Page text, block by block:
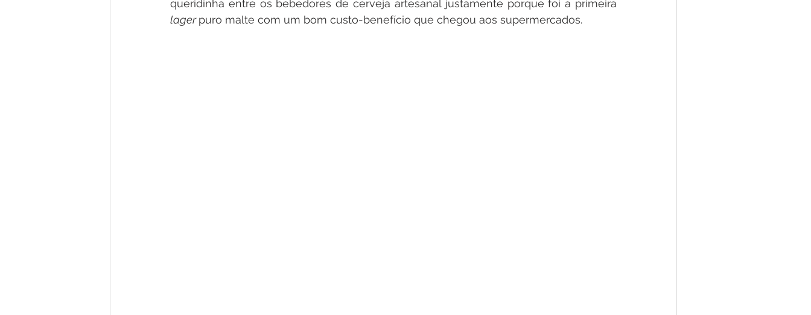
lager puro malte com um bom custo-benefício que chegou aos supermercados.